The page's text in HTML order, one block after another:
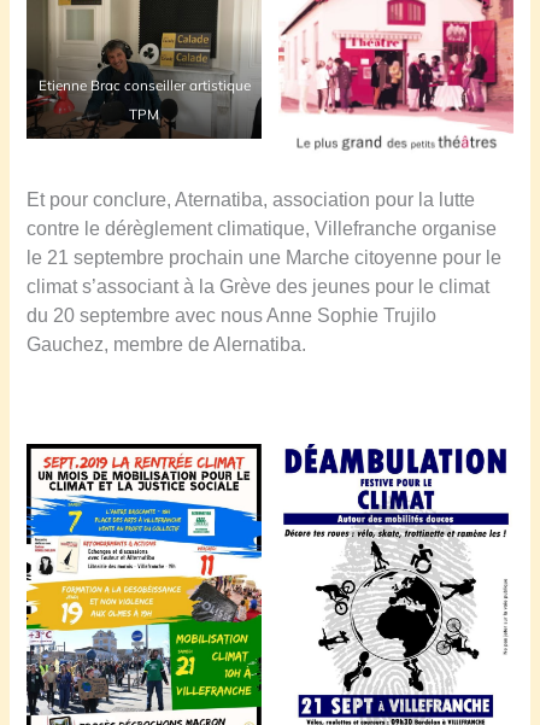
Etienne Brac conseiller artistique
TPM
Et pour conclure, Aternatiba, association pour la lutte
contre le dérèglement climatique, Villefranche organise
le 21 septembre prochain une Marche citoyenne pour le
climat s’associant à la Grève des jeunes pour le climat
du 20 septembre avec nous Anne Sophie Trujilo
Gauchez, membre de Alernatiba.